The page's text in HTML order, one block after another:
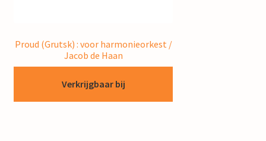
Proud (Grutsk) : voor harmonieorkest /
Jacob de Haan
Verkrijgbaar bij